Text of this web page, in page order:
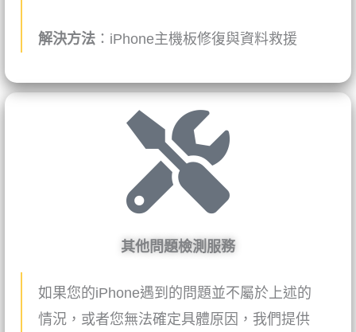
解決方法 ： iPhone主機板修復與資料救援
其他問題檢測服務
如果您的iPhone遇到的問題並不屬於上述的
情況，或者您無法確定具體原因，我們提供